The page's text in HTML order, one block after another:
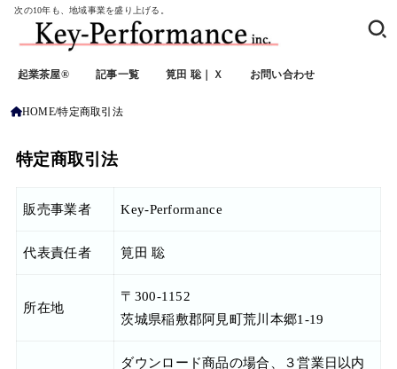
次の10年も、地域事業を盛り上げる。
起業茶屋® 記事一覧 筧田 聡｜Ｘ お問い合わせ
HOME 特定商取引法
特定商取引法
販売事業者 Key-Performance
代表責任者 筧田 聡
所在地
〒300-1152
茨城県稲敷郡阿見町荒川本郷1-19
ダウンロード商品の場合、３営業日以内